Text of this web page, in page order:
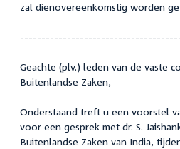
zal dienovereenkomstig worden
Geachte (plv.) leden van de vaste
Buitenlandse Zaken,
Onderstaand treft u een voorstel
voor een gesprek met dr. S.
Buitenlandse Zaken van India,